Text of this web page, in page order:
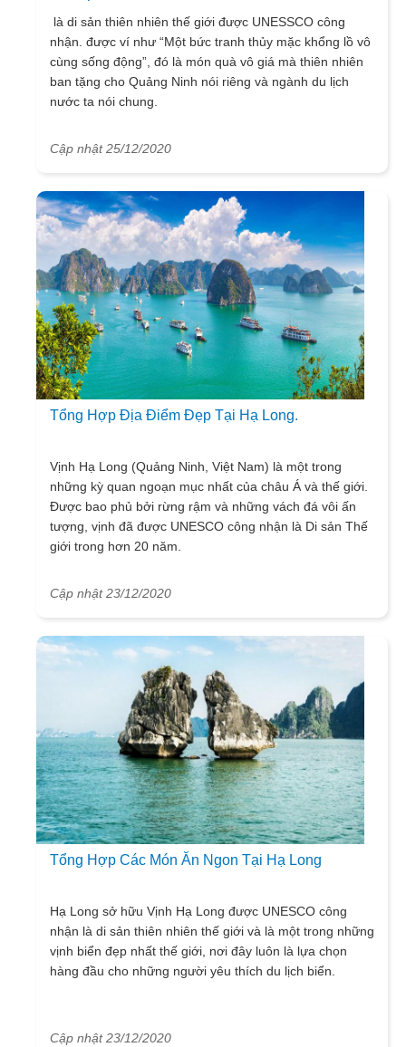
là di sản thiên nhiên thế giới được UNESSCO công
nhận. được ví như “Một bức tranh thủy mặc khổng lồ vô
cùng sống động”, đó là món quà vô giá mà thiên nhiên
ban tặng cho Quảng Ninh nói riêng và ngành du lịch
nước ta nói chung.
Cập nhật 25/12/2020
Tổng Hợp Địa Điểm Đẹp Tại Hạ Long.
Vịnh Hạ Long (Quảng Ninh, Việt Nam) là một trong
những kỳ quan ngoạn mục nhất của châu Á và thế giới.
Được bao phủ bởi rừng rậm và những vách đá vôi ấn
tượng, vịnh đã được UNESCO công nhận là Di sản Thế
giới trong hơn 20 năm.
Cập nhật 23/12/2020
Tổng Hợp Các Món Ăn Ngon Tại Hạ Long
Hạ Long sở hữu Vịnh Hạ Long được UNESCO công
nhận là di sản thiên nhiên thế giới và là một trong những
vịnh biển đẹp nhất thế giới, nơi đây luôn là lựa chọn
hàng đầu cho những người yêu thích du lịch biển.
Cập nhật 23/12/2020